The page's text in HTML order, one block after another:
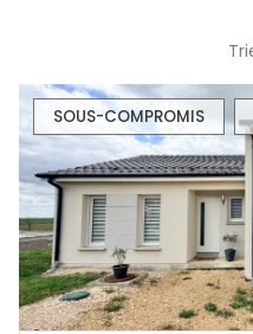
SOUS-COMPROMIS